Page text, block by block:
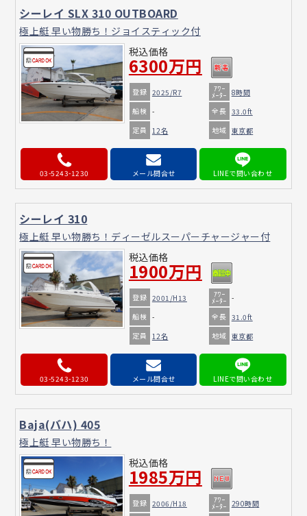
シーレイ SLX 310 OUTBOARD
極上艇 早い物勝ち！ジョイスティック付
税込価格
6300万円
登録 2025/R7 ｱﾜｰ
ﾒｰﾀｰ 8時間
船検 - 全長 33.0ft
定員 12名 地域 東京都
03-5243-1230 メール問合せ
シーレイ 310
極上艇 早い物勝ち！ディーゼルスーパーチャージャー付
税込価格
1900万円
登録 2001/H13 ｱﾜｰ
ﾒｰﾀｰ -
船検 - 全長 31.0ft
定員 12名 地域 東京都
03-5243-1230 メール問合せ
Baja(バハ) 405
極上艇 早い物勝ち！
税込価格
1985万円
登録 2006/H18 ｱﾜｰ
ﾒｰﾀｰ 290時間